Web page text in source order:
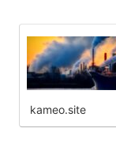
kameo.site